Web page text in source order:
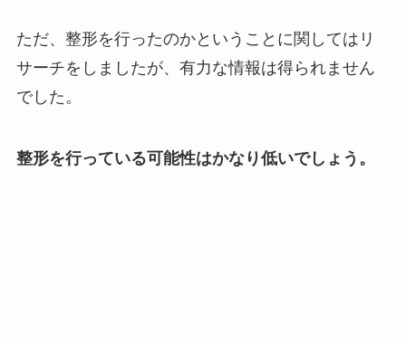
ただ、整形を行ったのかということに関してはリ
サーチをしましたが、有力な情報は得られません
でした。
整形を行っている可能性はかなり低いでしょう。